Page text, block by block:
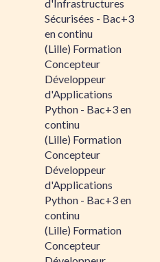
d'Infrastructures
Sécurisées - Bac+3
en continu
(Lille) Formation
Concepteur
Développeur
d'Applications
Python - Bac+3 en
continu
(Lille) Formation
Concepteur
Développeur
d'Applications
Python - Bac+3 en
continu
(Lille) Formation
Concepteur